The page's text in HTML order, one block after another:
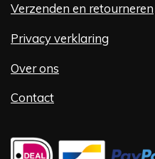
Verzenden en retourneren
Privacy verklaring
Over ons
Contact